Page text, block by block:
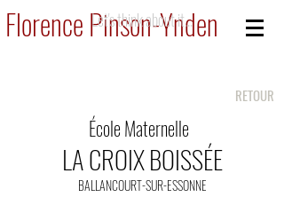
Florence Pinson-Ynden
Let's think about it...
RETOUR
École Maternelle
LA CROIX BOISSÉE
BALLANCOURT-SUR-ESSONNE